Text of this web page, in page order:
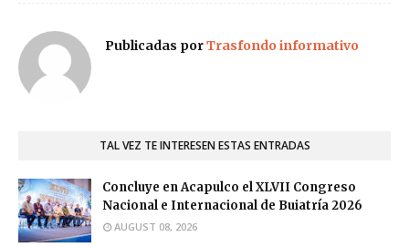
Publicadas porTrasfondo informativo
TAL VEZ TE INTERESEN ESTAS ENTRADAS
Concluye en Acapulco el XLVII Congreso
Nacional e Internacional de Buiatría 2026
AUGUST 08, 2026